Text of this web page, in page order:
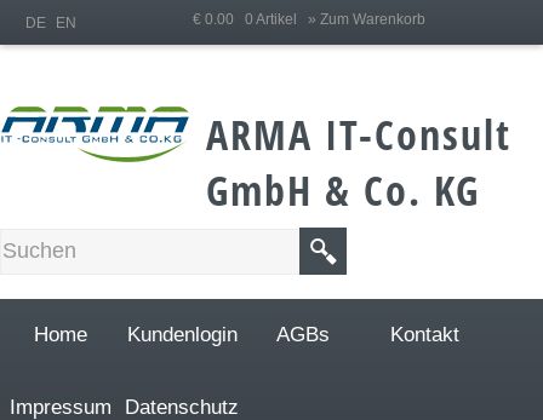
€ 0.00 0 Artikel » Zum Warenkorb
DE EN
ARMA IT-Consult
GmbH & Co. KG
Home Kundenlogin AGBs Kontakt
Impressum Datenschutz